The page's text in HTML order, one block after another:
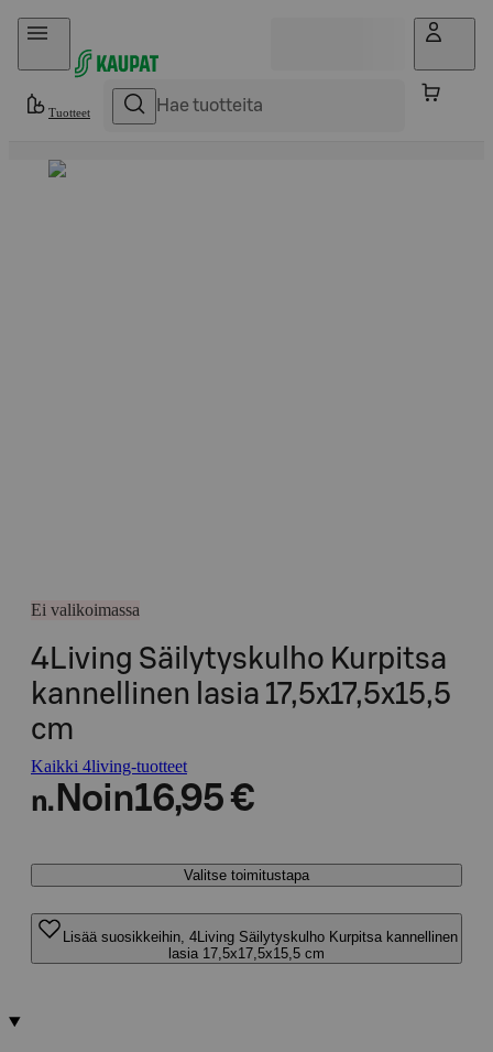
Hyppää sisältöön
Tuotteet
Ei valikoimassa
4Living Säilytyskulho Kurpitsa
kannellinen lasia 17,5x17,5x15,5
cm
Kaikki 4living-tuotteet
n. Noin16,95 €
Valitse toimitustapa
Lisää suosikkeihin, 4Living Säilytyskulho Kurpitsa kannellinen
lasia 17,5x17,5x15,5 cm